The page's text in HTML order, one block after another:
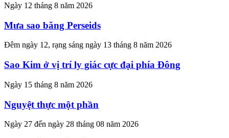
Ngày 12 tháng 8 năm 2026
Mưa sao băng Perseids
Đêm ngày 12, rạng sáng ngày 13 tháng 8 năm 2026
Sao Kim ở vị trí ly giác cực đại phía Đông
Ngày 15 tháng 8 năm 2026
Nguyệt thực một phần
Ngày 27 đến ngày 28 tháng 08 năm 2026